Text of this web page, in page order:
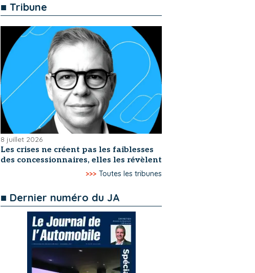
■ Tribune
8 juillet 2026
Les crises ne créent pas les faiblesses
des concessionnaires, elles les révèlent
>>> Toutes les tribunes
■ Dernier numéro du JA